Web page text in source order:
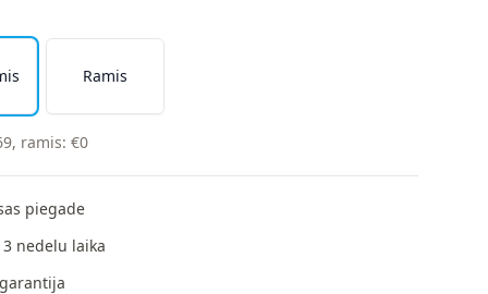
Ramis
, ramis:€0
piegade
3 nedelu laika